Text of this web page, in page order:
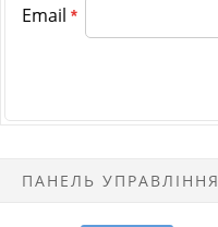
Email *
ПАНЕЛЬ УПРАВЛІННЯ